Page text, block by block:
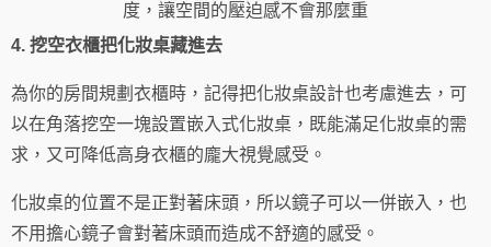
度，讓空間的壓迫感不會那麼重
4. 挖空衣櫃把化妝桌藏進去
為你的房間規劃衣櫃時，記得把化妝桌設計也考慮進去，可
以在角落挖空一塊設置嵌入式化妝桌，既能滿足化妝桌的需
求，又可降低高身衣櫃的龐大視覺感受。
化妝桌的位置不是正對著床頭，所以鏡子可以一併嵌入，也
不用擔心鏡子會對著床頭而造成不舒適的感受。